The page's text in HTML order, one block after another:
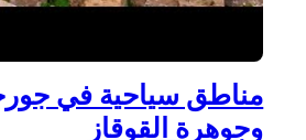
مناطق سياحية في
وجوهرة القوقاز